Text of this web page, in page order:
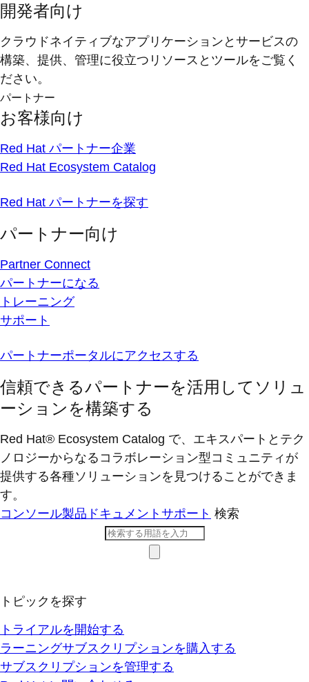
開発者向け
クラウドネイティブなアプリケーションとサービスの
構築、提供、管理に役立つリソースとツールをご覧く
ださい。
パートナー
お客様向け
Red Hat パートナー企業
Red Hat Ecosystem Catalog
Red Hat パートナーを探す
パートナー向け
Partner Connect
パートナーになる
トレーニング
サポート
パートナーポータルにアクセスする
信頼できるパートナーを活用してソリュ
ーションを構築する
Red Hat® Ecosystem Catalog で、エキスパートとテク
ノロジーからなるコラボレーション型コミ​ュニティが
提供する各種ソリューションを見つけることができま
す。
コンソール製品ドキュメント サポート 検索
トピックを探す
トライアルを開始する
ラーニングサブスクリプションを購入する
サブスクリプションを管理する